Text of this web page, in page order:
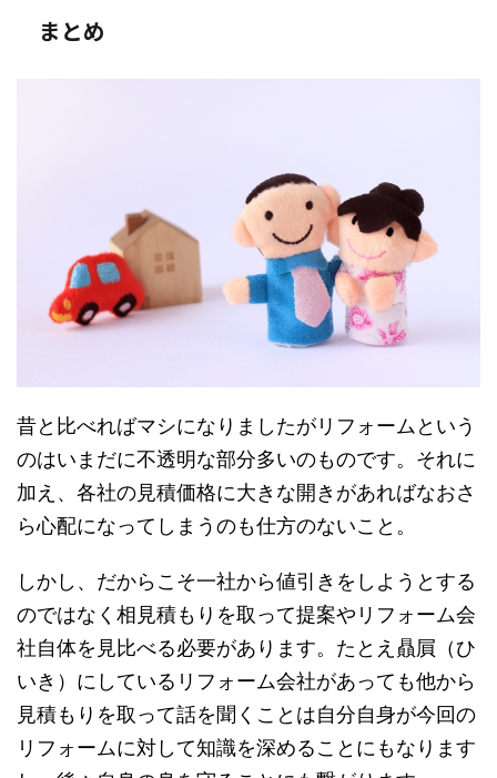
まとめ
昔と比べればマシになりましたがリフォームという
のはいまだに不透明な部分多いのものです。それに
加え、各社の見積価格に大きな開きがあればなおさ
ら心配になってしまうのも仕方のないこと。
しかし、だからこそ一社から値引きをしようとする
のではなく相見積もりを取って提案やリフォーム会
社自体を見比べる必要があります。たとえ贔屓（ひ
いき）にしているリフォーム会社があっても他から
見積もりを取って話を聞くことは自分自身が今回の
リフォームに対して知識を深めることにもなります